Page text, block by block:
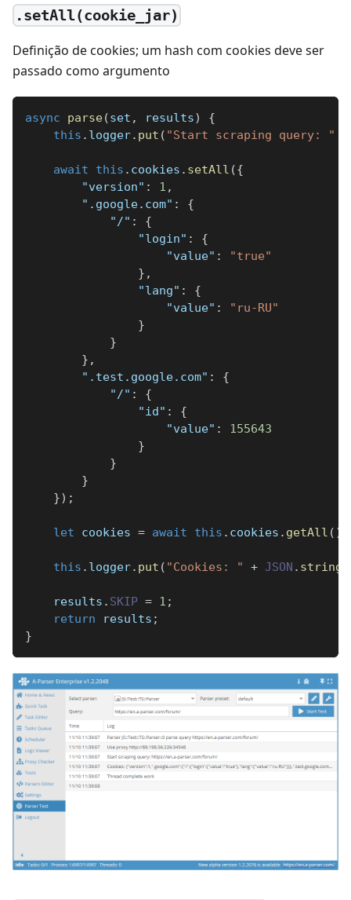
.setAll(cookie_jar)
Definição de cookies; um hash com cookies deve ser
passado como argumento
async parse(set , results)
{
this . logger. put ( "Start scraping query: "
await this . cookies . setAll ({
"version" : 1 ,
".google.com" :
{
"/" :
{
"login" :
{
"value" :
"true"
} ,
"lang" :
{
"value" :
"ru-RU"
}
}
} ,
".test.google.com" :
{
"/" :
{
"id" :
{
"value" :
155643
}
}
}
}) ;
let cookies = await this . cookies . getAll ( )
this . logger. put ( "Cookies: " + JSON .
    results
. SKIP = 1 ;
return results ;
}